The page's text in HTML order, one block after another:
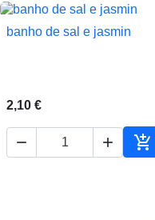
 Vista rápida
banho de sal e jasmin
2,10 €
  